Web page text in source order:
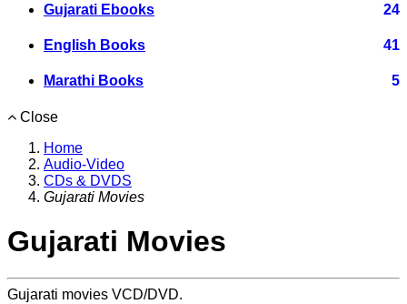
Gujarati Ebooks 24
English Books 41
Marathi Books 5
Close
Home
Audio-Video
CDs & DVDS
Gujarati Movies
Gujarati Movies
Gujarati movies VCD/DVD.